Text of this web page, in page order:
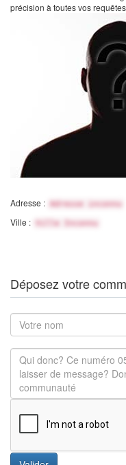
précision à toutes vos
Adresse : Adresse inconnu
Ville : Ville Inconnu
Déposez votre